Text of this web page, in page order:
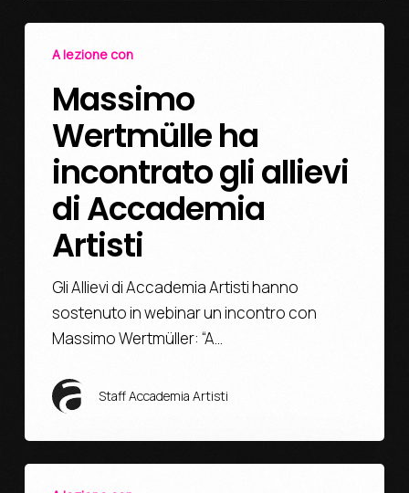
A lezione con
Massimo
Wertmülle ha
incontrato gli allievi
di Accademia
Artisti
Gli Allievi di Accademia Artisti hanno
sostenuto in webinar un incontro con
Massimo Wertmüller: “A…
Staff Accademia Artisti